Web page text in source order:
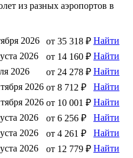
из разных аэропортов в
2026 от 35 318 ₽ Найти
2026 от 14 160 ₽ Найти
2026 от 24 278 ₽ Найти
2026 от 8 712 ₽
Найти
2026 от 10 001 ₽ Найти
2026 от 6 256 ₽
Найти
2026 от 4 261 ₽
Найти
2026 от 12 779 ₽ Найти